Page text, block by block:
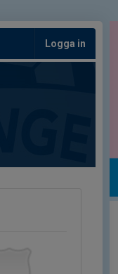
Logga in